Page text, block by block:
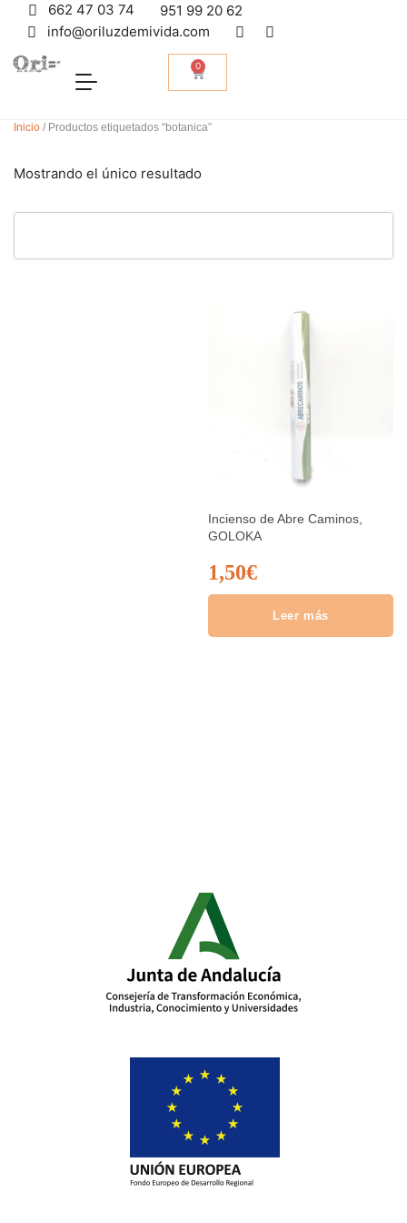
662 47 03 74
951 99 20 62
info@oriluzdemivida.com
0
Inicio / Productos etiquetados “botanica”
Mostrando el único resultado
Incienso de Abre Caminos,
GOLOKA
1,50€
Leer más